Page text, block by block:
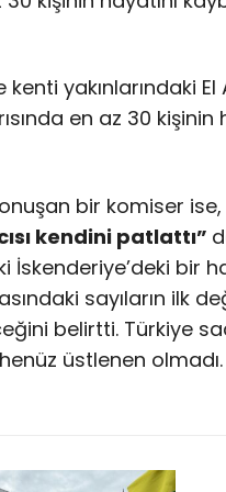
yakınlarındaki
en az 30 kişinin
bir komiser ise,
kendini patlattı”
İskenderiye’deki bir
sayıların ilk
belirtti. Türkiye
üstlenen olmadı.